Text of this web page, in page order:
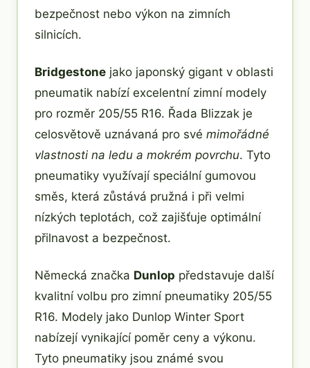
bezpečnost nebo výkon na zimních
silnicích.
Bridgestone jako japonský gigant v oblasti
pneumatik nabízí excelentní zimní modely
pro rozměr 205/55 R16. Řada Blizzak je
celosvětově uznávaná pro své mimořádné
vlastnosti na ledu a mokrém povrchu. Tyto
pneumatiky využívají speciální gumovou
směs, která zůstává pružná i při velmi
nízkých teplotách, což zajišťuje optimální
přilnavost a bezpečnost.
Německá značka Dunlop představuje další
kvalitní volbu pro zimní pneumatiky 205/55
R16. Modely jako Dunlop Winter Sport
nabízejí vynikající poměr ceny a výkonu.
Tyto pneumatiky jsou známé svou